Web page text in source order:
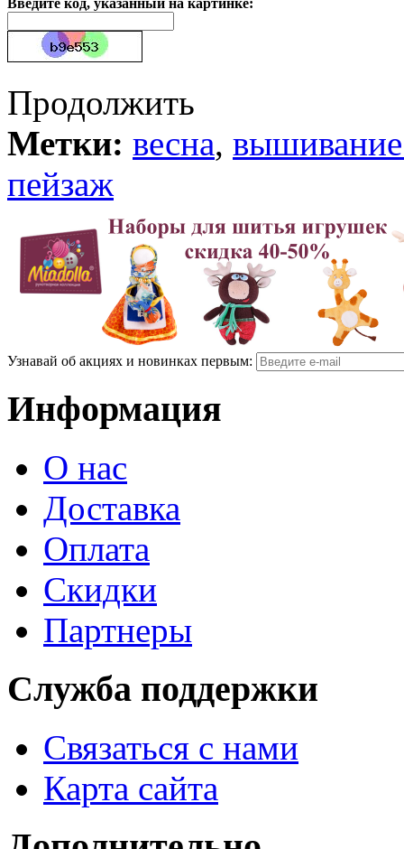
Продолжить
Метки: весна,
пейзаж
Узнавай об акциях и новинках первым:
Информация
О нас
Доставка
Оплата
Скидки
Партнеры
Служба поддержки
Связаться с нами
Карта сайта